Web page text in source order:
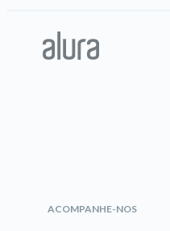
ACOMPANHE-NOS